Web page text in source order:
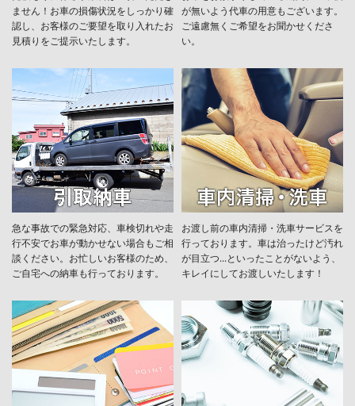
ません！お車の損傷状況をしっかり確
認し、お客様のご要望を取り入れたお
見積りをご提示いたします。
が無いよう代車の用意もございます。
ご遠慮無くご希望をお聞かせくださ
い。
急な事故での緊急対応、車検切れや走
行不安でお車が動かせない場合もご相
談ください。お忙しいお客様のため、
ご自宅への納車も行っております。
お渡し前の車内清掃・洗車サービスを
行っております。車は治ったけど汚れ
が目立つ...といったことがないよう、
キレイにしてお渡しいたします！